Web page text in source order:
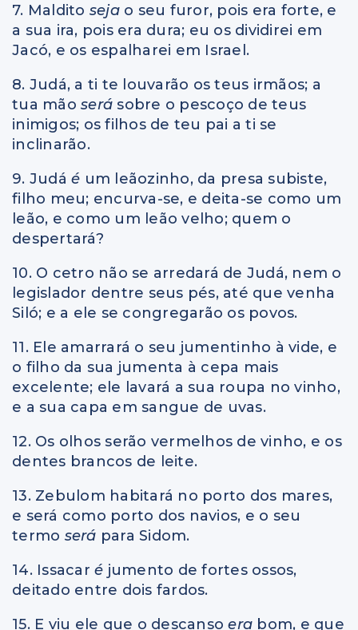
7. Maldito seja o seu furor, pois era forte, e
a sua ira, pois era dura; eu os dividirei em
Jacó, e os espalharei em Israel.
8. Judá, a ti te louvarão os teus irmãos; a
tua mão serásobre o pescoço de teus
inimigos; os filhos de teu pai a ti se
inclinarão.
9. Judá é um leãozinho, da presa subiste,
filho meu; encurva-se, e deita-se como um
leão, e como um leão velho; quem o
despertará?
10. O cetro não se arredará de Judá, nem o
legislador dentre seus pés, até que venha
Siló; e a ele se congregarão os povos.
11. Ele amarrará o seu jumentinho à vide, e
o filho da sua jumenta à cepa mais
excelente; ele lavará a sua roupa no vinho,
e a sua capa em sangue de uvas.
12. Os olhos serão vermelhos de vinho, e os
dentes brancos de leite.
13. Zebulom habitará no porto dos mares,
e será como porto dos navios, e o seu
termo será para Sidom.
14. Issacar é jumento de fortes ossos,
deitado entre dois fardos.
15. E viu ele que o descansoera bom, e que